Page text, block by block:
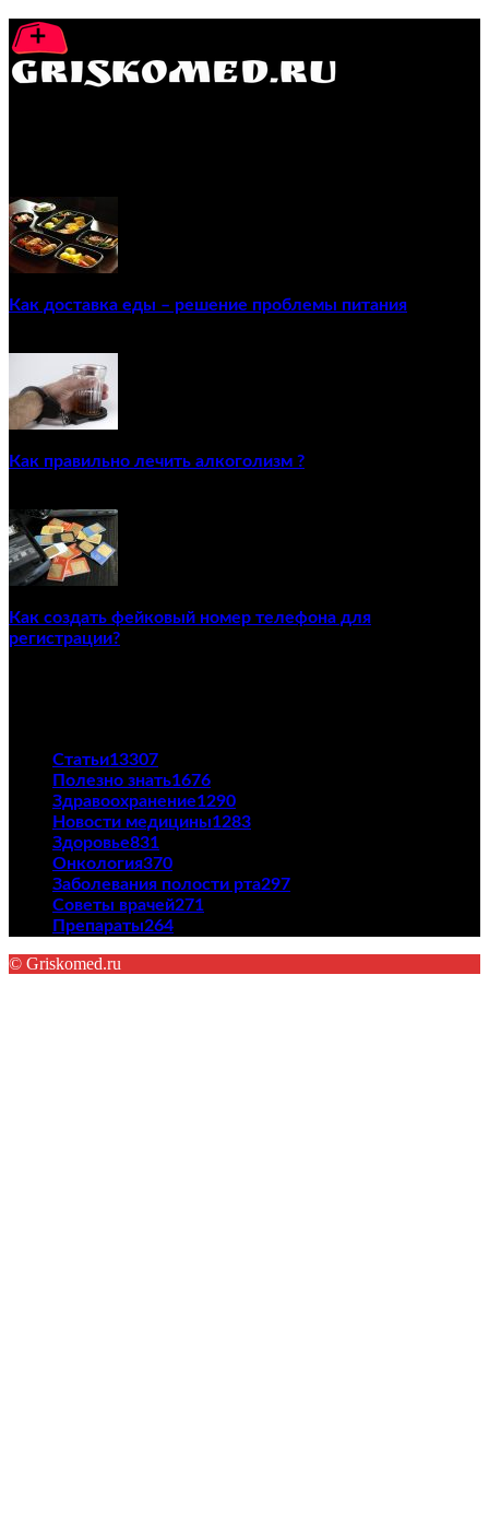
Как доставка еды – решение проблемы питания
Как правильно лечить алкоголизм ?
Как создать фейковый номер телефона для
регистрации?
Статьи13307
Полезно знать1676
Здравоохранение1290
Новости медицины1283
Здоровье831
Онкология370
Заболевания полости рта297
Советы врачей271
Препараты264
© Griskomed.ru